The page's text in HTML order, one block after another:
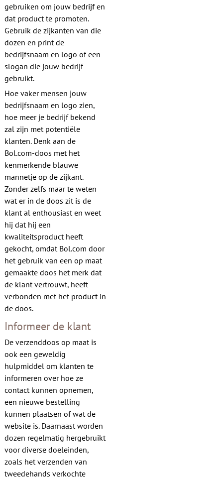
gebruiken om jouw bedrijf en
dat product te promoten.
Gebruik de zijkanten van die
dozen en print de
bedrijfsnaam en logo of een
slogan die jouw bedrijf
gebruikt.
Hoe vaker mensen jouw
bedrijfsnaam en logo zien,
hoe meer je bedrijf bekend
zal zijn met potentiële
klanten. Denk aan de
Bol.com-doos met het
kenmerkende blauwe
mannetje op de zijkant.
Zonder zelfs maar te weten
wat er in de doos zit is de
klant al enthousiast en weet
hij dat hij een
kwaliteitsproduct heeft
gekocht, omdat Bol.com door
het gebruik van een op maat
gemaakte doos het merk dat
de klant vertrouwt, heeft
verbonden met het product in
de doos.
Informeer de klant
De verzenddoos op maat is
ook een geweldig
hulpmiddel om klanten te
informeren over hoe ze
contact kunnen opnemen,
een nieuwe bestelling
kunnen plaatsen of wat de
website is. Daarnaast worden
dozen regelmatig hergebruikt
voor diverse doeleinden,
zoals het verzenden van
tweedehands verkochte